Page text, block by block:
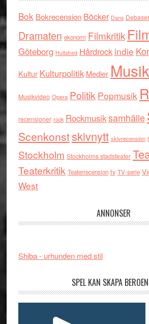
Bok Bokrecension Böcker Dans Debaser
Dramaten ekonomi Filmkritik
Göteborg Hultsfred Hårdrock indie
Kultur Kulturpolitik Medier Musik
Musikvideo Opera Politik Popmusik
recensioner rock Rockmusiksamhälle
Scenkonstskivnytt skivrecension
Stockholm Stockholms stadsteater
Teaterkritik Teaterrecension tv TV-serie
West
ANNONSER
Shiba - urhunden med stil
SPEL KAN SKAPA